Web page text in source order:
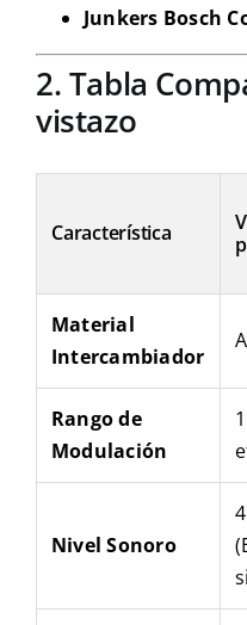
Junkers Bosch
2. Tabla
vistazo
Característica
Material
Intercambiador
Rango de
Modulación
Nivel Sonoro